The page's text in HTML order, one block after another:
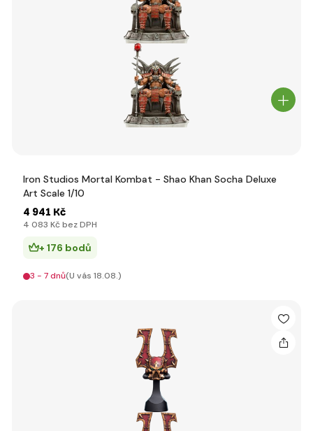
Iron Studios Mortal Kombat - Shao Khan Socha Deluxe
Art Scale 1/10
4 941 Kč
4 083 Kč bez DPH
+ 176 bodů
3 - 7 dnů(U vás 18.08.)